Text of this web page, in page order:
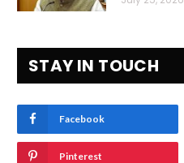
STAY IN TOUCH
Facebook
Pinterest